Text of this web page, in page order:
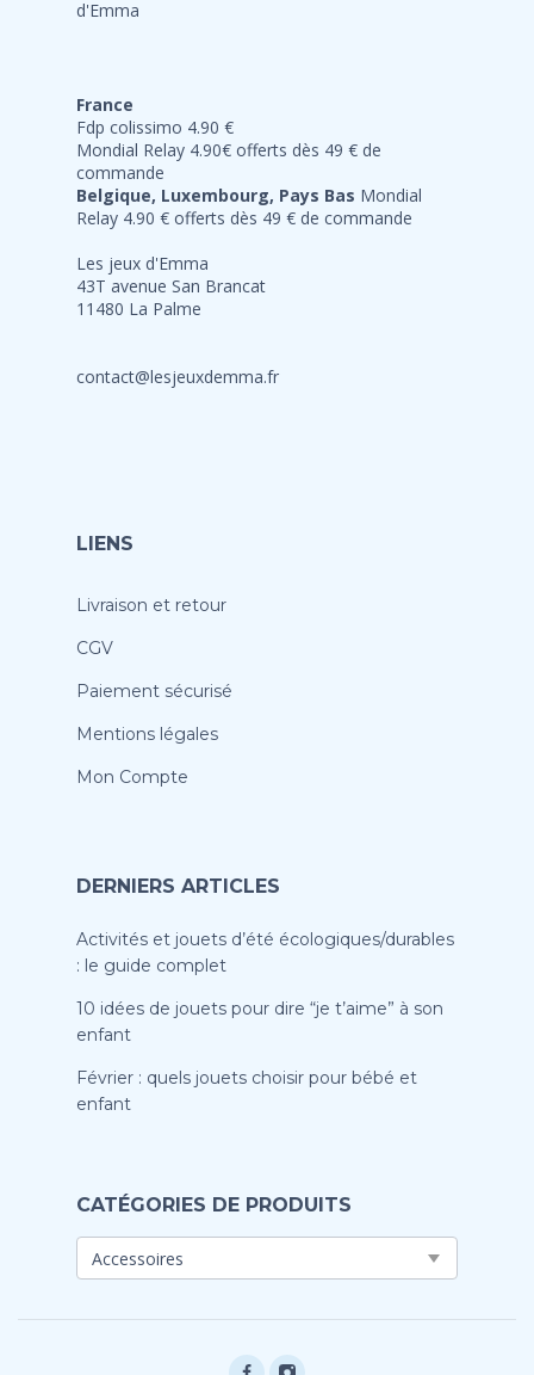
France
Fdp colissimo 4.90 €
Mondial Relay 4.90€ offerts dès 49 € de
commande
Belgique, Luxembourg, Pays Bas Mondial
Relay 4.90 € offerts dès 49 € de commande
Les jeux d'Emma
43T avenue San Brancat
11480 La Palme
contact@lesjeuxdemma.fr
LIENS
Livraison et retour
CGV
Paiement sécurisé
Mentions légales
Mon Compte
DERNIERS ARTICLES
Activités et jouets d’été écologiques/durables
: le guide complet
10 idées de jouets pour dire “je t’aime” à son
enfant
Février : quels jouets choisir pour bébé et
enfant
CATÉGORIES DE PRODUITS